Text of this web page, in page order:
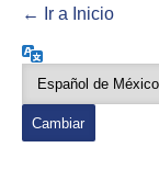
← Ir a Inicio